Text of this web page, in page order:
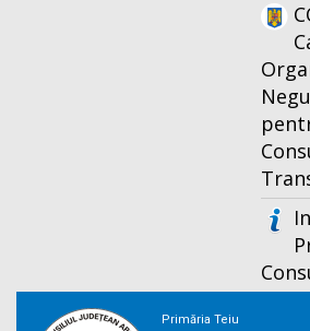
Primăria Teiu